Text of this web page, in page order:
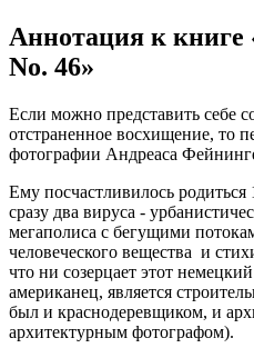
Аннотация к книге
No. 46»
Если можно представить себе
отстраненное восхищение, то
фотографии Андреаса
Ему посчастливилось родиться
сразу два вируса -
мегаполиса с бегущими
человеческого вещества и
что ни созерцает этот
американец, является
был и краснодеревщиком, и
архитектурным фотографом).